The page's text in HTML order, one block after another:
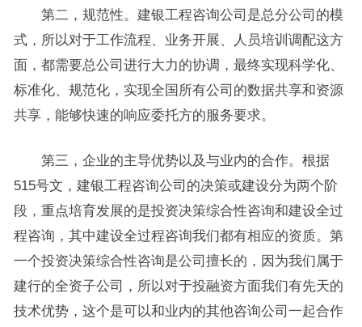
第二，规范性。建银工程咨询公司是总分公司的模
式，所以对于工作流程、业务开展、人员培训调配这方
面，都需要总公司进行大力的协调，最终实现科学化、
标准化、规范化，实现全国所有公司的数据共享和资源
共享，能够快速的响应委托方的服务要求。
第三，企业的主导优势以及与业内的合作。根据
515号文，建银工程咨询公司的决策或建设分为两个阶
段，重点培育发展的是投资决策综合性咨询和建设全过
程咨询，其中建设全过程咨询我们都有相应的资质。第
一个投资决策综合性咨询是公司擅长的，因为我们属于
建行的全资子公司，所以对于投融资方面我们有先天的
技术优势，这个是可以和业内的其他咨询公司一起合作